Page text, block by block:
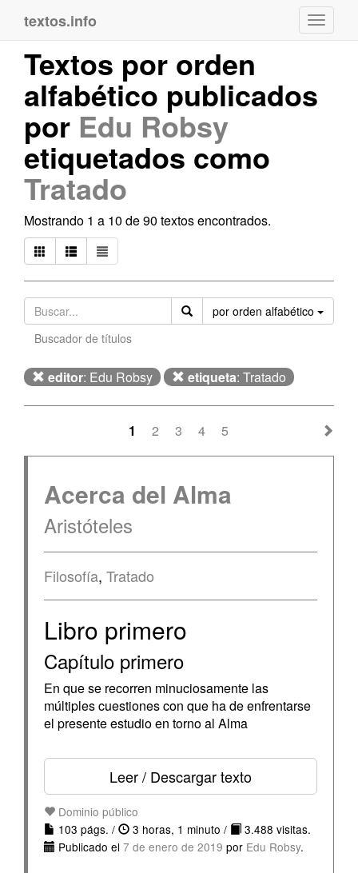
textos.info
Textos por orden
alfabético publicados
por Edu Robsy
etiquetados como
Tratado
Mostrando 1 a 10 de 90 textos encontrados.
por orden alfabético
Buscador de títulos
editor: Edu Robsy etiqueta: Tratado
1 2 3 4 5
Acerca del Alma
Aristóteles
Filosofía, Tratado
Libro primero
Capítulo primero
En que se recorren minuciosamente las
múltiples cuestiones con que ha de enfrentarse
el presente estudio en torno al Alma
Leer / Descargar texto
Dominio público
103 págs. /
3 horas, 1 minuto /
3.488 visitas.
Publicado el 7 de enero de 2019 por Edu Robsy.